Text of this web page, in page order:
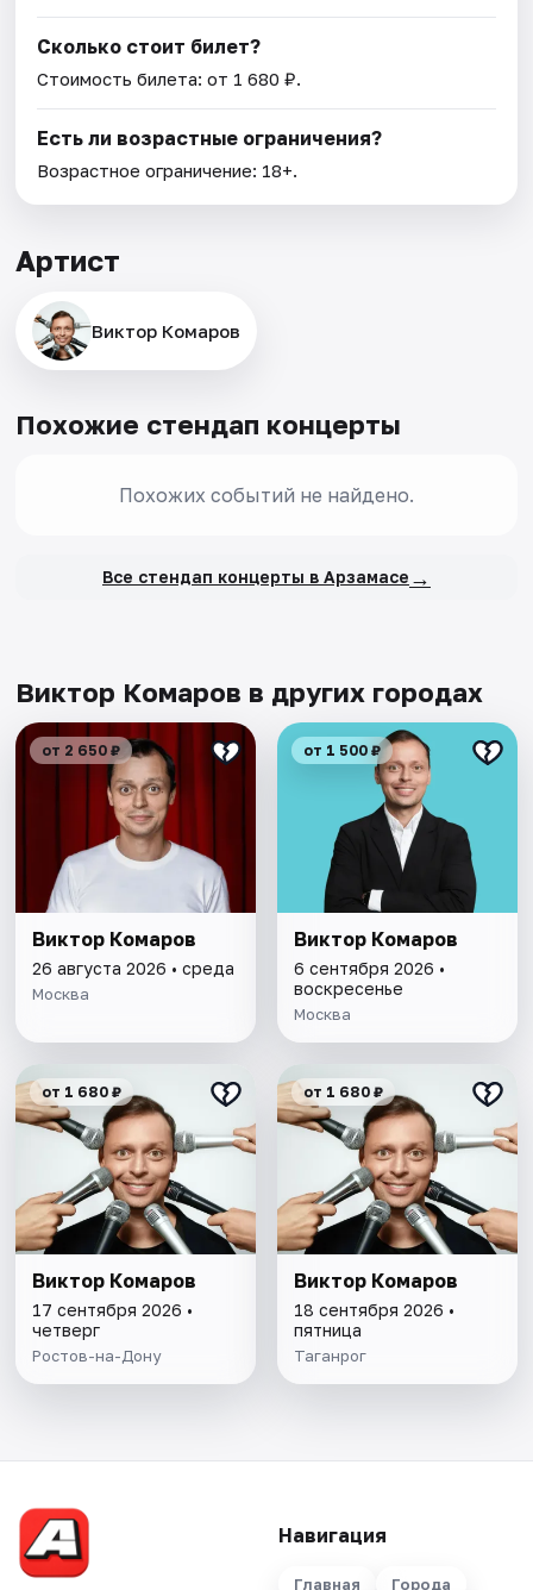
Сколько стоит билет?
Стоимость билета: от 1 680 ₽.
Есть ли возрастные ограничения?
Возрастное ограничение: 18+.
Артист
Виктор Комаров
Похожие стендап концерты
Похожих событий не найдено.
Все стендап концерты в Арзамасе →
Виктор Комаров в других городах
от 2 650 ₽
Виктор Комаров
26 августа 2026 • среда
Москва
от 1 500 ₽
Виктор Комаров
6 сентября 2026 •
воскресенье
Москва
от 1 680 ₽
Виктор Комаров
17 сентября 2026 •
четверг
Ростов-на-Дону
от 1 680 ₽
Виктор Комаров
18 сентября 2026 •
пятница
Таганрог
Навигация
Главная Города